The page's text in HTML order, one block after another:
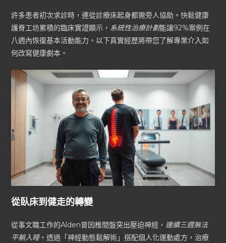
許多患者初次求診時，連從診療床起身都需旁人協助。快鬆健康
護脊工坊累積的臨床實證顯示， 系統性治療計劃能讓92%案例在
八週內恢復基本活動能力。以下真實經歷將帶您了解專業介入如
何改寫健康劇本。
從臥床到健走的轉變
從事文職工作的Alden曾因椎間盤突出壓迫神經， 連續三週無法
平躺入睡。透過「神經動態鬆解術」搭配個人化運動處方，治療